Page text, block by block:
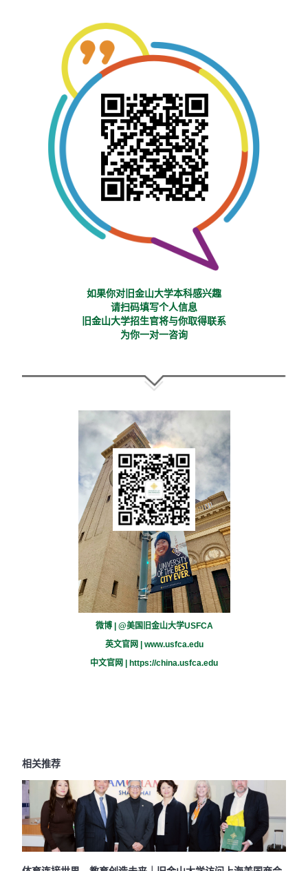
如果你对旧金山大学本科感兴趣
请扫码填写个人信息
旧金山大学招生官将与你取得联系
为你一对一咨询
微博 | @美国旧金山大学USFCA
英文官网 | www.usfca.edu
中文官网 |
https://china.usfca.edu
相关推荐